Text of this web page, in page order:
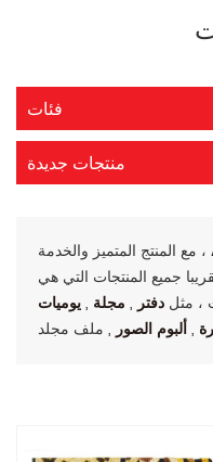
فئات
منتجات جديدة
مع المنتج المتميز والخدمة ،
جميع المنتجات التي هي
، مثل دفتر, مجلة ,يوميات
,ألبوم الصور